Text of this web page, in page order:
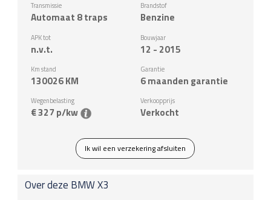
Transmissie
Automaat 8 traps
Brandstof
Benzine
APK tot
n.v.t.
Bouwjaar
12 - 2015
Km stand
130026KM
Garantie
6 maanden garantie
Wegenbelasting
€ 327 p/kw
Verkoopprijs
Verkocht
Ik wil een verzekering afsluiten
Over deze BMWX3